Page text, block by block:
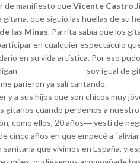
de manifiesto queVicente Castro
que siguió las huellas de su
las Minas. Parrita sabía que los
en cualquier espectáculo
en su vida artística. Por eso
soy igual de
ya salí cantando.
y a sus hijos que son chicos muy
gitanos cuando perdemos a
como ellos, 20 años― vestí de
cinco años en que empecé a “aliviar
que vivimos en España, y